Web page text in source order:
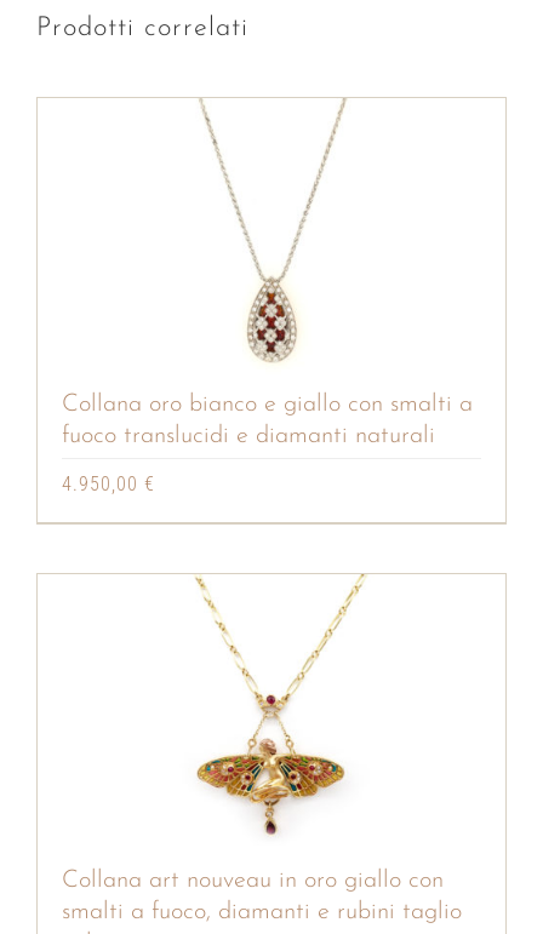
Prodotti correlati
Collana oro bianco e giallo con smalti a
fuoco translucidi e diamanti naturali
4.950,00 €
Collana art nouveau in oro giallo con
smalti a fuoco, diamanti e rubini taglio